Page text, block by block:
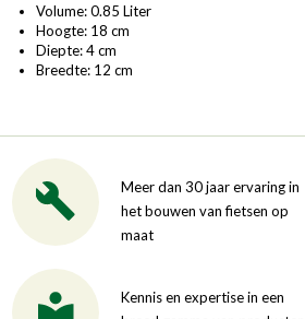
Volume: 0.85 Liter
Hoogte: 18 cm
Diepte: 4 cm
Breedte: 12 cm
Meer dan 30 jaar ervaring in
het bouwen van fietsen op
maat
Kennis en expertise in een